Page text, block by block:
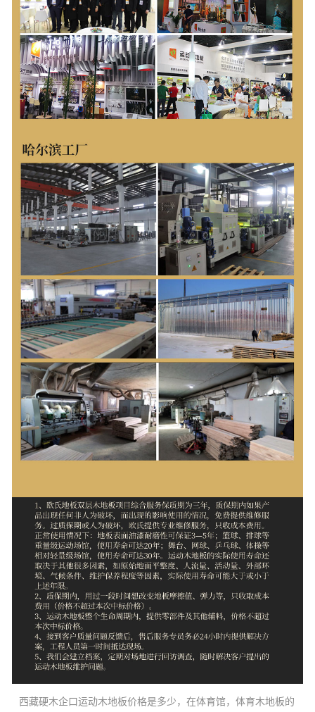
西藏硬木企口运动木地板价格是多少，在体育馆，体育木地板的